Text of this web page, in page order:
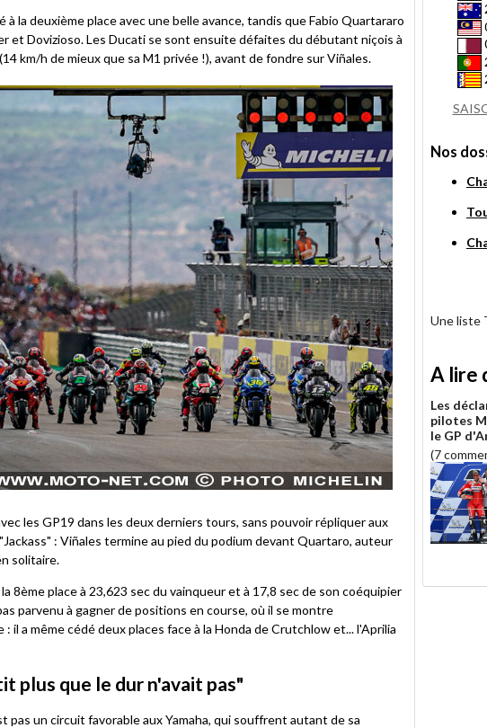
la deuxième place avec une belle avance, tandis que Fabio Quartararo
et Dovizioso. Les Ducati se sont ensuite défaites du débutant niçois à
km/h de mieux que sa M1 privée !), avant de fondre sur Viñales.
les GP19 dans les deux derniers tours, sans pouvoir répliquer aux
: Viñales termine au pied du podium devant Quartaro, auteur
solitaire.
8ème place à 23,623 sec du vainqueur et à 17,8 sec de son coéquipier
parvenu à gagner de positions en course, où il se montre
il a même cédé deux places face à la Honda de Crutchlow et... l'Aprilia
plus que le dur n'avait pas"
pas un circuit favorable aux Yamaha, qui souffrent autant de sa
Nos
Une liste
A lire
Les
pilotes
le GP
(7